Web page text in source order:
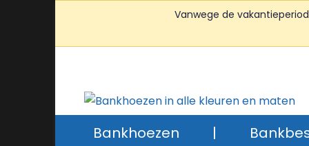
Vanwege de
Bankhoezen |